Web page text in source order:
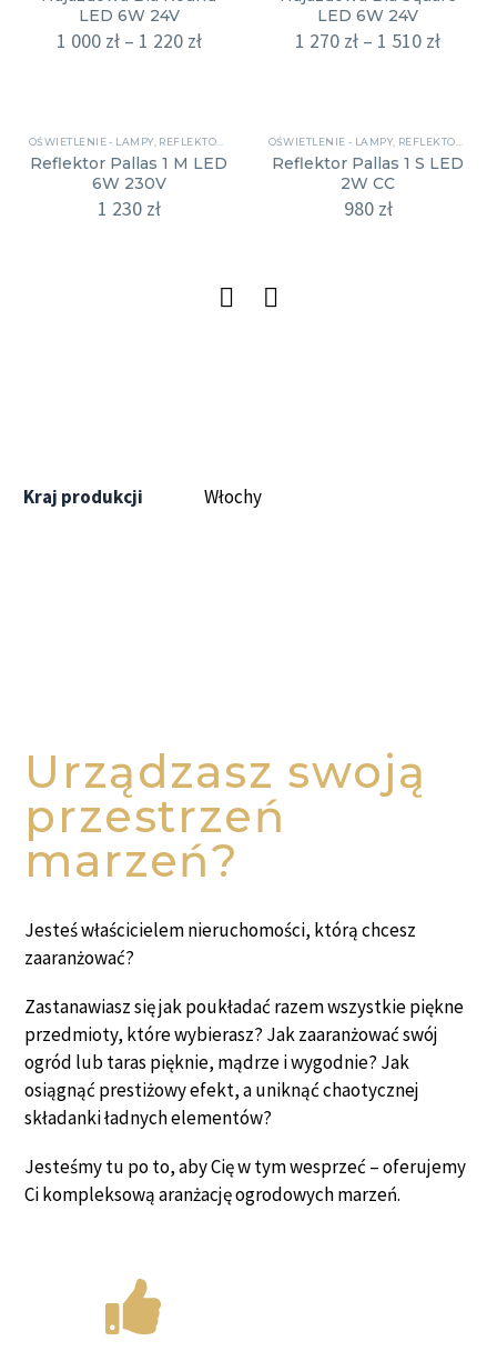
LED 6W 24V
1 000 zł – 1 220 zł
LED 6W 24V
1 270 zł – 1 510 zł
OŚWIETLENIE - LAMPY, REFLEKTORY
Reflektor Pallas 1 M LED
6W 230V
1 230 zł
OŚWIETLENIE - LAMPY, REFLEKTORY
Reflektor Pallas 1 S LED
2W CC
980 zł
Kraj produkcji Włochy
Urządzasz swoją
przestrzeń
marzeń?
Jesteś właścicielem nieruchomości, którą chcesz
zaaranżować?
Zastanawiasz się jak poukładać razem wszystkie piękne
przedmioty, które wybierasz? Jak zaaranżować swój
ogród lub taras pięknie, mądrze i wygodnie? Jak
osiągnąć prestiżowy efekt, a uniknąć chaotycznej
składanki ładnych elementów?
Jesteśmy tu po to, aby Cię w tym wesprzeć – oferujemy
Ci kompleksową aranżację ogrodowych marzeń.